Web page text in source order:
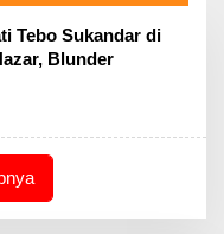
Tebo Sukandar di
Blunder